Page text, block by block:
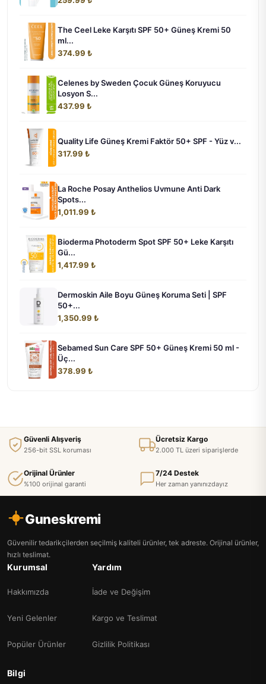
The Ceel Leke Karşıtı SPF 50+ Güneş Kremi 50
ml...
374.99 ₺
Celenes by Sweden Çocuk Güneş Koruyucu
Losyon S...
437.99 ₺
Quality Life Güneş Kremi Faktör 50+ SPF - Yüz v...
317.99 ₺
La Roche Posay Anthelios Uvmune Anti Dark
Spots...
1,011.99 ₺
Bioderma Photoderm Spot SPF 50+ Leke Karşıtı
Gü...
1,417.99 ₺
Dermoskin Aile Boyu Güneş Koruma Seti | SPF
50+...
1,350.99 ₺
Sebamed Sun Care SPF 50+ Güneş Kremi 50 ml -
Üç...
378.99 ₺
Güvenli Alışveriş
256-bit SSL koruması
Ücretsiz Kargo
2.000 TL üzeri siparişlerde
Orijinal Ürünler
%100 orijinal garanti
7/24 Destek
Her zaman yanınızdayız
Guneskremi
Güvenilir tedarikçilerden seçilmiş kaliteli ürünler, tek adreste. Orijinal ürünler,
hızlı teslimat.
Kurumsal
Hakkımızda
Yeni Gelenler
Popüler Ürünler
Yardım
İade ve Değişim
Kargo ve Teslimat
Gizlilik Politikası
Bilgi